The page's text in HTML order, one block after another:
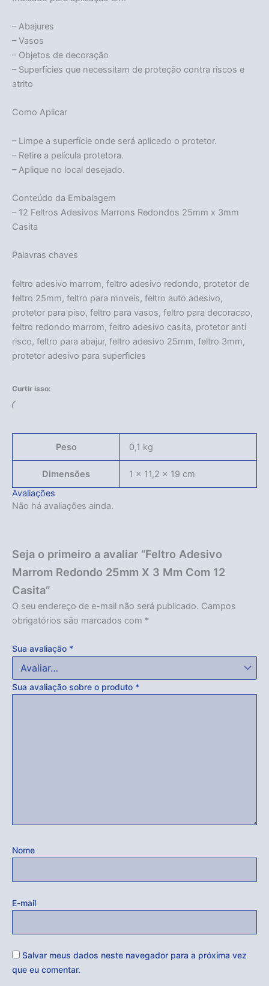
– Abajures
– Vasos
– Objetos de decoração
– Superfícies que necessitam de proteção contra riscos e
atrito
Como Aplicar
– Limpe a superfície onde será aplicado o protetor.
– Retire a película protetora.
– Aplique no local desejado.
Conteúdo da Embalagem
– 12 Feltros Adesivos Marrons Redondos 25mm x 3mm
Casita
Palavras chaves
feltro adesivo marrom, feltro adesivo redondo, protetor de
feltro 25mm, feltro para moveis, feltro auto adesivo,
protetor para piso, feltro para vasos, feltro para decoracao,
feltro redondo marrom, feltro adesivo casita, protetor anti
risco, feltro para abajur, feltro adesivo 25mm, feltro 3mm,
protetor adesivo para superficies
Curtir isso:
Peso 0,1 kg
Dimensões
1 × 11,2 × 19 cm
Avaliações
Não há avaliações ainda.
Seja o primeiro a avaliar “Feltro Adesivo
Marrom Redondo 25mm X 3 Mm Com 12
Casita”
O seu endereço de e-mail não será publicado. Campos
obrigatórios são marcados com *
Sua avaliação *
Sua avaliação sobre o produto *
Nome
E-mail
Salvar meus dados neste navegador para a próxima vez
que eu comentar.